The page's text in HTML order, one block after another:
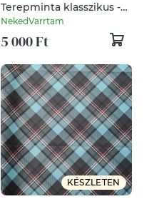
Terepminta klasszikus -
vízhatlan gyöngyvászon
NekedVarrtam
5 000 Ft
KÉSZLETEN